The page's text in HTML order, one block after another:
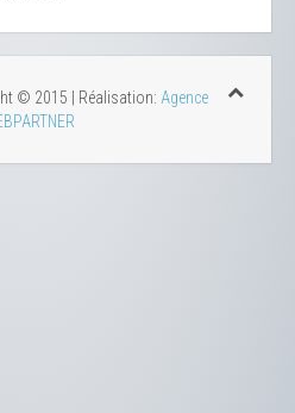
© 2015 | Réalisation: Agence